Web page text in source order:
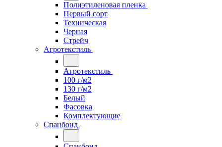
Полиэтиленовая пленка
Первый сорт
Техническая
Черная
Стрейч
Агротекстиль
Агротекстиль
100 г/м2
130 г/м2
Белый
Фасовка
Комплектующие
Спанбонд